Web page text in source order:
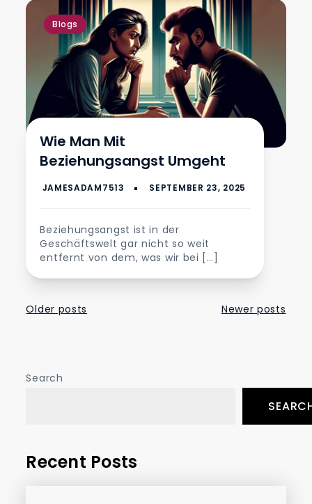
Blogs
Wie Man Mit
Beziehungsangst Umgeht
Beziehungsangst ist in der
Geschäftswelt gar nicht so weit
entfernt von dem, was wir bei […]
Posts
Older posts Newer posts
Search
Recent Posts